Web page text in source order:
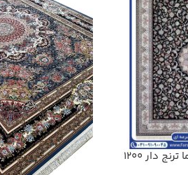
فرش افشان طرح شیما ترنج دار 1200